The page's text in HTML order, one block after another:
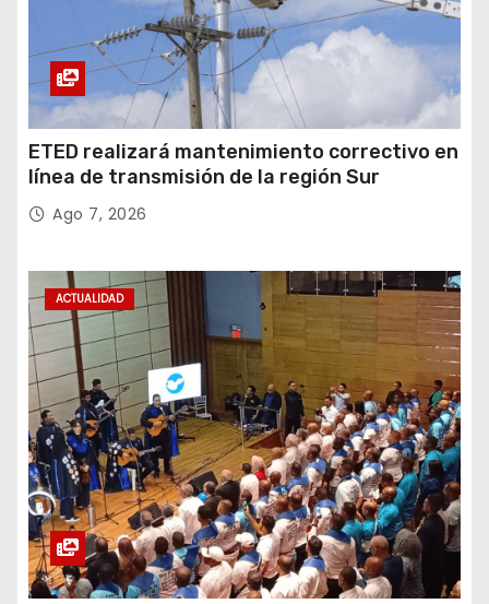
ETED realizará mantenimiento correctivo en
línea de transmisión de la región Sur
Ago 7, 2026
ACTUALIDAD